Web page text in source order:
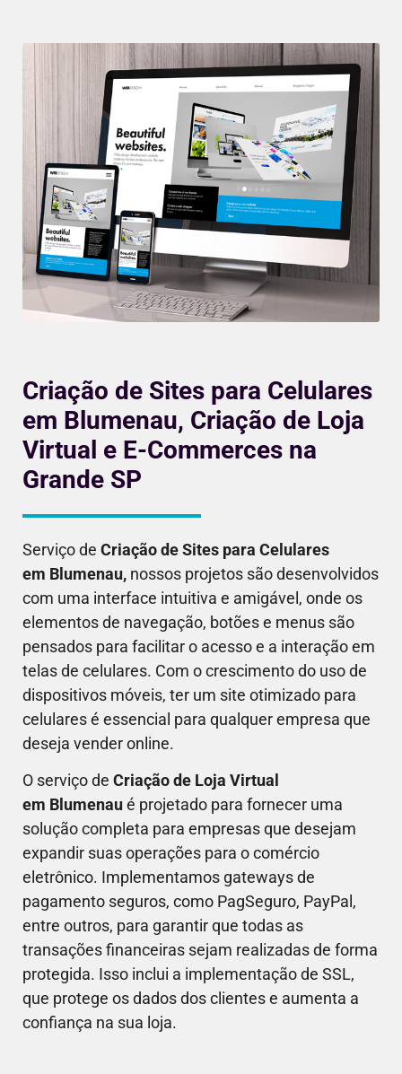
Criação de Sites para Celulares
em Blumenau, Criação de Loja
Virtual e E-Commerces na
Grande SP
Serviço de Criação de Sites para Celulares
em Blumenau, nossos projetos são desenvolvidos
com uma interface intuitiva e amigável, onde os
elementos de navegação, botões e menus são
pensados para facilitar o acesso e a interação em
telas de celulares. Com o crescimento do uso de
dispositivos móveis, ter um site otimizado para
celulares é essencial para qualquer empresa que
deseja vender online.
O serviço de Criação de Loja Virtual
em Blumenaué projetado para fornecer uma
solução completa para empresas que desejam
expandir suas operações para o comércio
eletrônico. Implementamos gateways de
pagamento seguros, como PagSeguro, PayPal,
entre outros, para garantir que todas as
transações financeiras sejam realizadas de forma
protegida. Isso inclui a implementação de SSL,
que protege os dados dos clientes e aumenta a
confiança na sua loja.